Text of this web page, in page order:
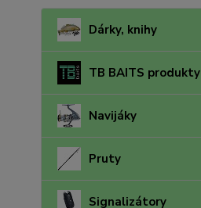
Dárky, knihy
TB BAITS produkty
Navijáky
Pruty
Signalizátory